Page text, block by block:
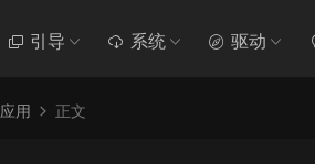
引导 系统 驱动
用 正文